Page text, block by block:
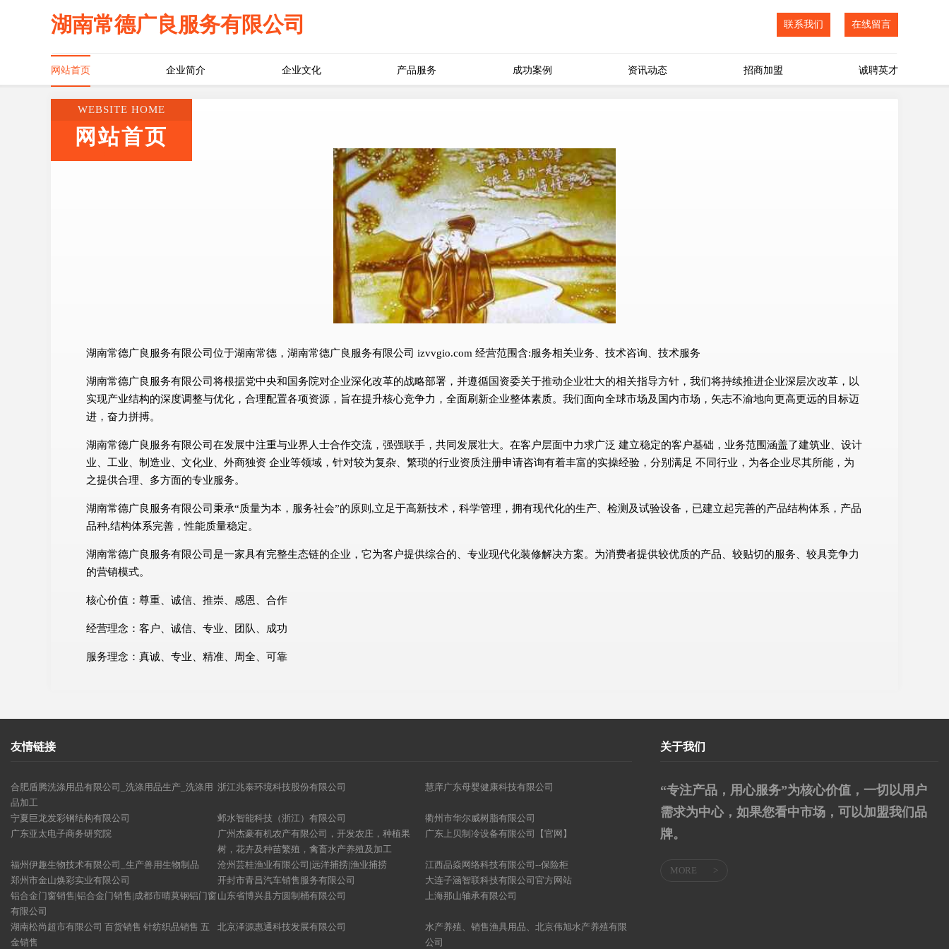
湖南常德广良服务有限公司 联系我们 在线留言
网站首页 企业简介 企业文化 产品服务 成功案例 资讯动态 招商加盟 诚聘英才
WEBSITE HOME
网站首页
湖南常德广良服务有限公司位于湖南常德，湖南常德广良服务有限公司 izvvgio.com 经营范围含:服务相关业务、技术咨询、技术服务
湖南常德广良服务有限公司将根据党中央和国务院对企业深化改革的战略部署，并遵循国资委关于推动企业壮大的相关指导方针，我们将持续推进企业深层次改革，以
实现产业结构的深度调整与优化，合理配置各项资源，旨在提升核心竞争力，全面刷新企业整体素质。我们面向全球市场及国内市场，矢志不渝地向更高更远的目标迈
进，奋力拼搏。
湖南常德广良服务有限公司在发展中注重与业界人士合作交流，强强联手，共同发展壮大。在客户层面中力求广泛 建立稳定的客户基础，业务范围涵盖了建筑业、设计
业、工业、制造业、文化业、外商独资 企业等领域，针对较为复杂、繁琐的行业资质注册申请咨询有着丰富的实操经验，分别满足 不同行业，为各企业尽其所能，为
之提供合理、多方面的专业服务。
湖南常德广良服务有限公司秉承“质量为本，服务社会”的原则,立足于高新技术，科学管理，拥有现代化的生产、检测及试验设备，已建立起完善的产品结构体系，产品
品种,结构体系完善，性能质量稳定。
湖南常德广良服务有限公司是一家具有完整生态链的企业，它为客户提供综合的、专业现代化装修解决方案。为消费者提供较优质的产品、较贴切的服务、较具竞争力
的营销模式。
核心价值：尊重、诚信、推崇、感恩、合作
经营理念：客户、诚信、专业、团队、成功
服务理念：真诚、专业、精准、周全、可靠
友情链接
合肥盾腾洗涤用品有限公司_洗涤用品生产_洗涤用
品加工
浙江兆泰环境科技股份有限公司 慧庠广东母婴健康科技有限公司
宁夏巨龙发彩钢结构有限公司 邺水智能科技（浙江）有限公司
衢州市华尔威树脂有限公司
广东亚太电子商务研究院
广州杰豪有机农产有限公司，开发农庄，种植果
树，花卉及种苗繁殖，禽畜水产养殖及加工
广东上贝制冷设备有限公司【官网】
福州伊趣生物技术有限公司_生产兽用生物制品 沧州芸桂渔业有限公司|远洋捕捞|渔业捕捞
江西品焱网络科技有限公司--保险柜
郑州市金山焕彩实业有限公司
开封市青昌汽车销售服务有限公司
大连子涵智联科技有限公司官方网站
铝合金门窗销售|铝合金门销售|成都市晴莫钢铝门窗
有限公司
山东省博兴县方圆制桶有限公司 上海那山轴承有限公司
湖南松尚超市有限公司 百货销售 针纺织品销售 五
金销售
北京泽源惠通科技发展有限公司
水产养殖、销售渔具用品、北京伟旭水产养殖有限
公司
关于我们
“专注产品，用心服务”为核心价值，一切以用户
需求为中心，如果您看中市场，可以加盟我们品
牌。
MORE >